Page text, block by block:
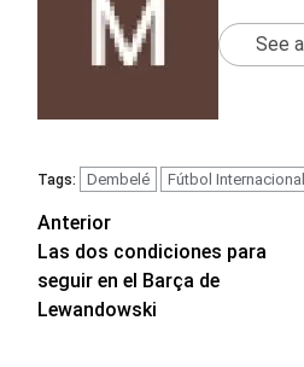
See
Tags: Dembelé Fútbol Internacional
Navegación
de
entradas
Anterior
Las dos condiciones para
seguir en el Barça de
Lewandowski